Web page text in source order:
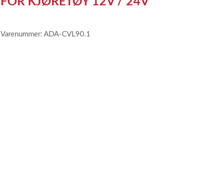
Varenummer: ADA-CVL90.1